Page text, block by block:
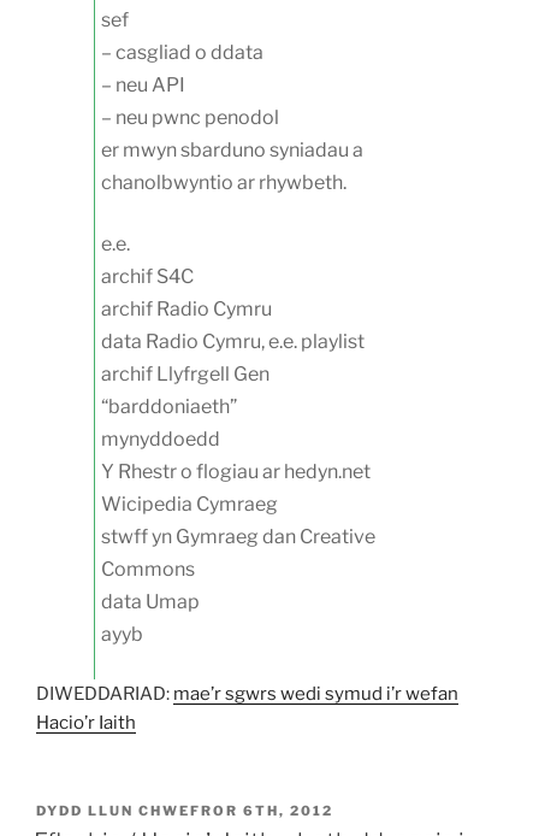
sef
– casgliad o ddata
– neu API
– neu pwnc penodol
er mwyn sbarduno syniadau a
chanolbwyntio ar rhywbeth.
e.e.
archif S4C
archif Radio Cymru
data Radio Cymru, e.e. playlist
archif Llyfrgell Gen
“barddoniaeth”
mynyddoedd
Y Rhestr o flogiau ar hedyn.net
Wicipedia Cymraeg
stwff yn Gymraeg dan Creative
Commons
data Umap
ayyb
DIWEDDARIAD: mae’r sgwrs wedi symud i’r wefan
Hacio’r Iaith
COFNODWYD
AR
DYDD LLUN CHWEFROR 6TH, 2012